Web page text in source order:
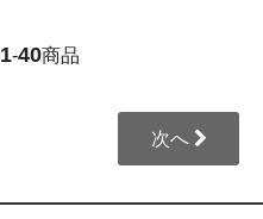
1-40商品
次へ